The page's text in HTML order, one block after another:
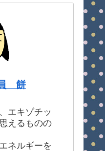
餅
エキゾチッ
えるものの
ネルギーを